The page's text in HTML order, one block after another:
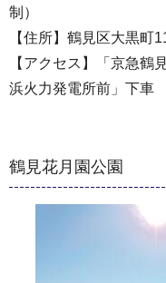
制）
【住所】鶴見区大黒町
【アクセス】「京急鶴
浜火力発電所前」下車
鶴見花月園公園